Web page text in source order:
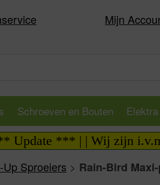
Mijn
Schroeven en Bouten Elektra
*** | | Wij zijn i.v.m.
Up Sproeiers > Rain-Bird